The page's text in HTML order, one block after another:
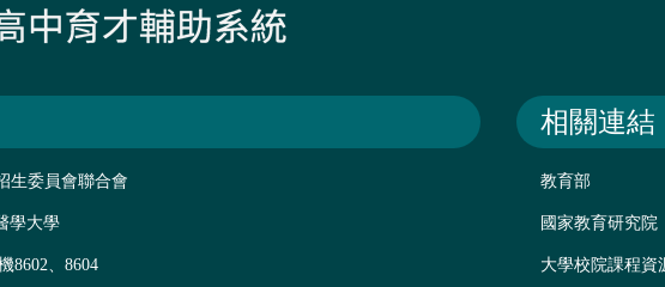
生委員會聯合會
學大學
8602、8604
相關連結
教育部
國家教育研究院
大學校院課程資